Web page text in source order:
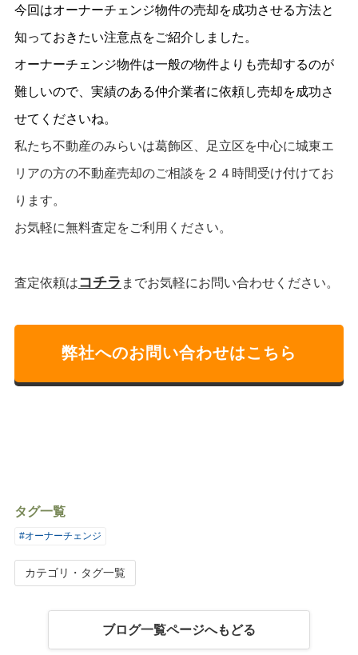
今回はオーナーチェンジ物件の売却を成功させる方法と
知っておきたい注意点をご紹介しました。
オーナーチェンジ物件は一般の物件よりも売却するのが
難しいので、実績のある仲介業者に依頼し売却を成功さ
せてくださいね。
私たち不動産のみらいは葛飾区、足立区を中心に城東エ
リアの方の不動産売却のご相談を２４時間受け付けてお
ります。
お気軽に無料査定をご利用ください。
査定依頼はコチラ までお気軽にお問い合わせください。
弊社へのお問い合わせはこちら
タグ一覧
#オーナーチェンジ
カテゴリ・タグ一覧
ブログ一覧ページへもどる